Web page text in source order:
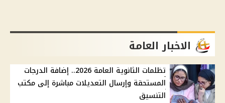
الاخبار العامة
تظلمات الثانوية العامة 2026.. إضافة الدرجات
المستحقة وإرسال التعديلات مباشرة إلى مكتب
التنسيق